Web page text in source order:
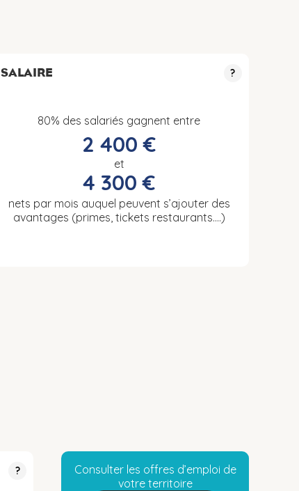
SALAIRE ?
80% des salariés gagnent entre
2 400 €
et
4 300 €
nets par mois auquel peuvent s’ajouter des
avantages (primes, tickets restaurants….)
?
Consulter les offres d’emploi de
votre territoire